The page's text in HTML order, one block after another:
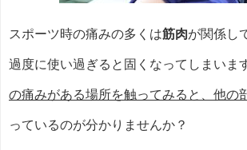
スポーツ時の痛みの多くは筋肉が関係し
過度に使い過ぎると固くなってしまいま
の痛みがある場所を触ってみると、他の
っているのが分かりませんか？